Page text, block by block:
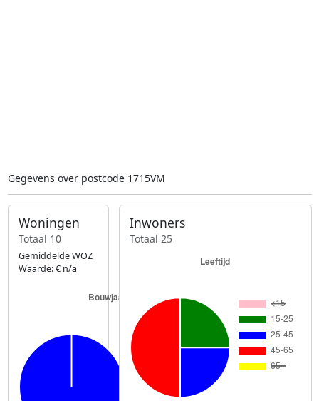
Gegevens over postcode 1715VM
Woningen
Totaal 10
Gemiddelde WOZ
Waarde: € n/a
Inwoners
Totaal 25